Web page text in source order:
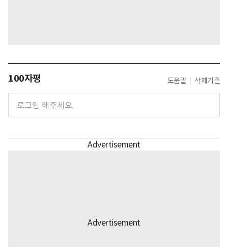
100자평 도움말 삭제기준